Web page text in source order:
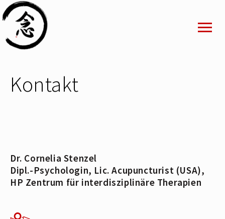
Kontakt
Dr. Cornelia Stenzel
Dipl.-Psychologin, Lic. Acupuncturist (USA),
HP Zentrum für interdisziplinäre Therapien